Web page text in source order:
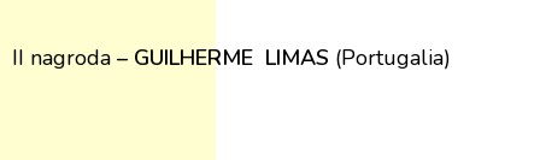
II nagroda – GUILHERME LIMAS (Portugalia)